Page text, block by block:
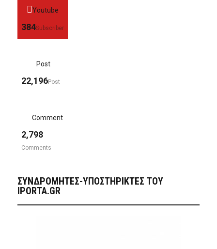
Youtube
384Subscriber
Post
22,196Post
Comment
2,798
Comments
ΣΥΝΔΡΟΜΗΤΈΣ-ΥΠΟΣΤΗΡΙΚΤΈΣ ΤΟΥ
IPORTA.GR